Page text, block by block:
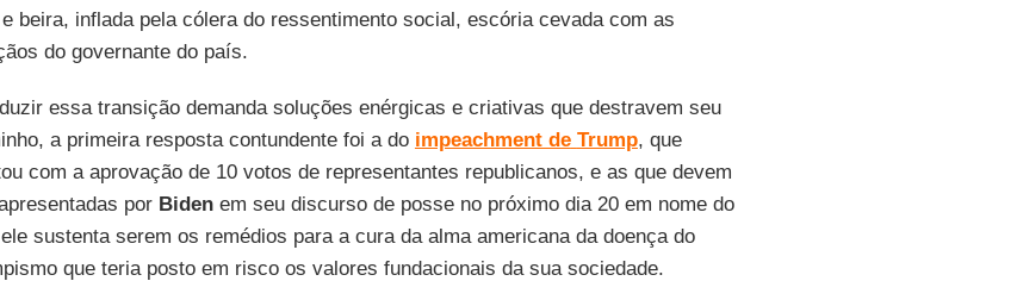
beira, inflada pela cólera do ressentimento social, escória cevada com as
do governante do país.
essa transição demanda soluções enérgicas e criativas que destravem seu
a primeira resposta contundente foi a do impeachment de Trump, que
com a aprovação de 10 votos de representantes republicanos, e as que devem
por Bidenem seu discurso de posse no próximo dia 20 em nome do
sustenta serem os remédios para a cura da alma americana da doença do
que teria posto em risco os valores fundacionais da sua sociedade.